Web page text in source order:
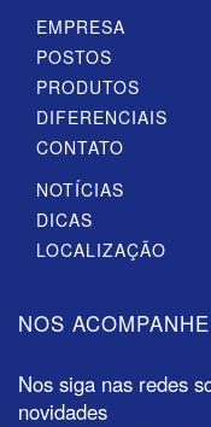
EMPRESA
POSTOS
PRODUTOS
DIFERENCIAIS
CONTATO
NOTÍCIAS
DICAS
LOCALIZAÇÃO
NOS ACOMPANHE
Nos siga nas redes
novidades